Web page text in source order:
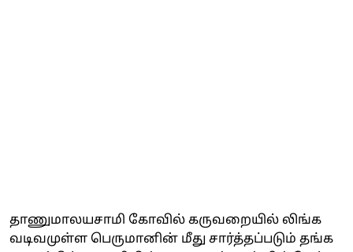
தாணுமாலயசாமி கோவில் கருவறையில் லிங்க
வடிவமுள்ள பெருமானின் மீது சார்த்தப்படும் தங்க